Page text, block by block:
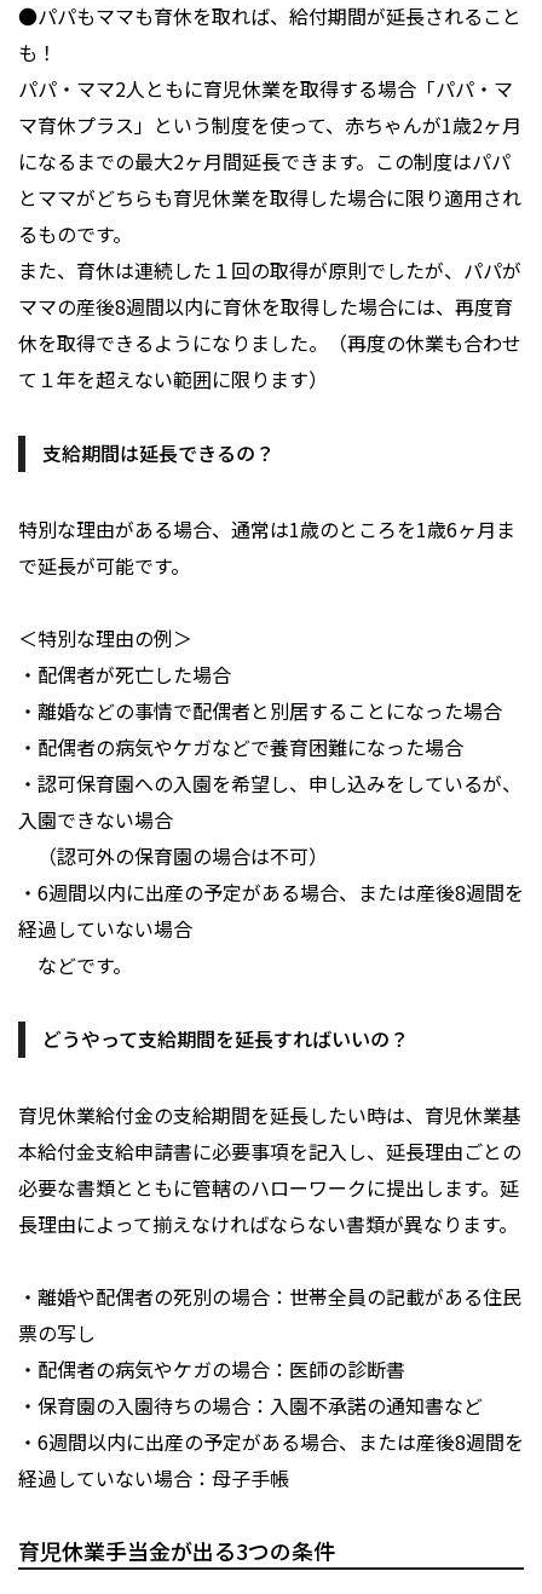
●パパもママも育休を取れば、給付期間が延長されること
も！
パパ・ママ2人ともに育児休業を取得する場合「パパ・マ
マ育休プラス」という制度を使って、赤ちゃんが1歳2ヶ月
になるまでの最大2ヶ月間延長できます。この制度はパパ
とママがどちらも育児休業を取得した場合に限り適用され
るものです。
また、育休は連続した１回の取得が原則でしたが、パパが
ママの産後8週間以内に育休を取得した場合には、再度育
休を取得できるようになりました。（再度の休業も合わせ
て１年を超えない範囲に限ります）
支給期間は延長できるの？
特別な理由がある場合、通常は1歳のところを1歳6ヶ月ま
で延長が可能です。
＜特別な理由の例＞
・配偶者が死亡した場合
・離婚などの事情で配偶者と別居することになった場合
・配偶者の病気やケガなどで養育困難になった場合
・認可保育園への入園を希望し、申し込みをしているが、
入園できない場合
（認可外の保育園の場合は不可）
・6週間以内に出産の予定がある場合、または産後8週間を
経過していない場合
などです。
どうやって支給期間を延長すればいいの？
育児休業給付金の支給期間を延長したい時は、育児休業基
本給付金支給申請書に必要事項を記入し、延長理由ごとの
必要な書類とともに管轄のハローワークに提出します。延
長理由によって揃えなければならない書類が異なります。
・離婚や配偶者の死別の場合：世帯全員の記載がある住民
票の写し
・配偶者の病気やケガの場合：医師の診断書
・保育園の入園待ちの場合：入園不承諾の通知書など
・6週間以内に出産の予定がある場合、または産後8週間を
経過していない場合：母子手帳
育児休業手当金が出る3つの条件